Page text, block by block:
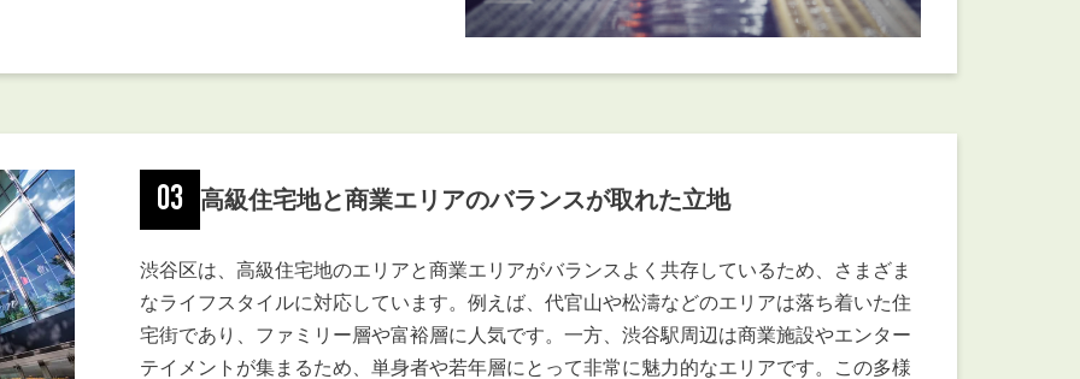
03 高級住宅地と商業エリアのバランスが取れた立地
渋谷区は、高級住宅地のエリアと商業エリアがバランスよく共存しているため、さまざま
なライフスタイルに対応しています。例えば、代官山や松濤などのエリアは落ち着いた住
宅街であり、ファミリー層や富裕層に人気です。一方、渋谷駅周辺は商業施設やエンター
テイメントが集まるため、単身者や若年層にとって非常に魅力的なエリアです。この多様